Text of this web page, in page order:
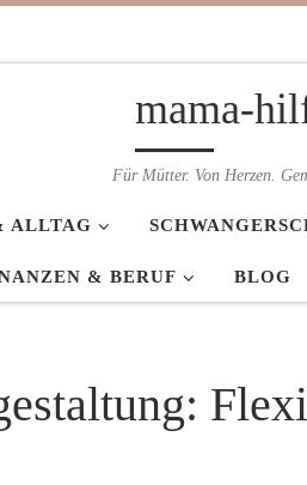
mama-
Für Mütter. Von Herzen.
ALLTAG
& BERUF BLOG